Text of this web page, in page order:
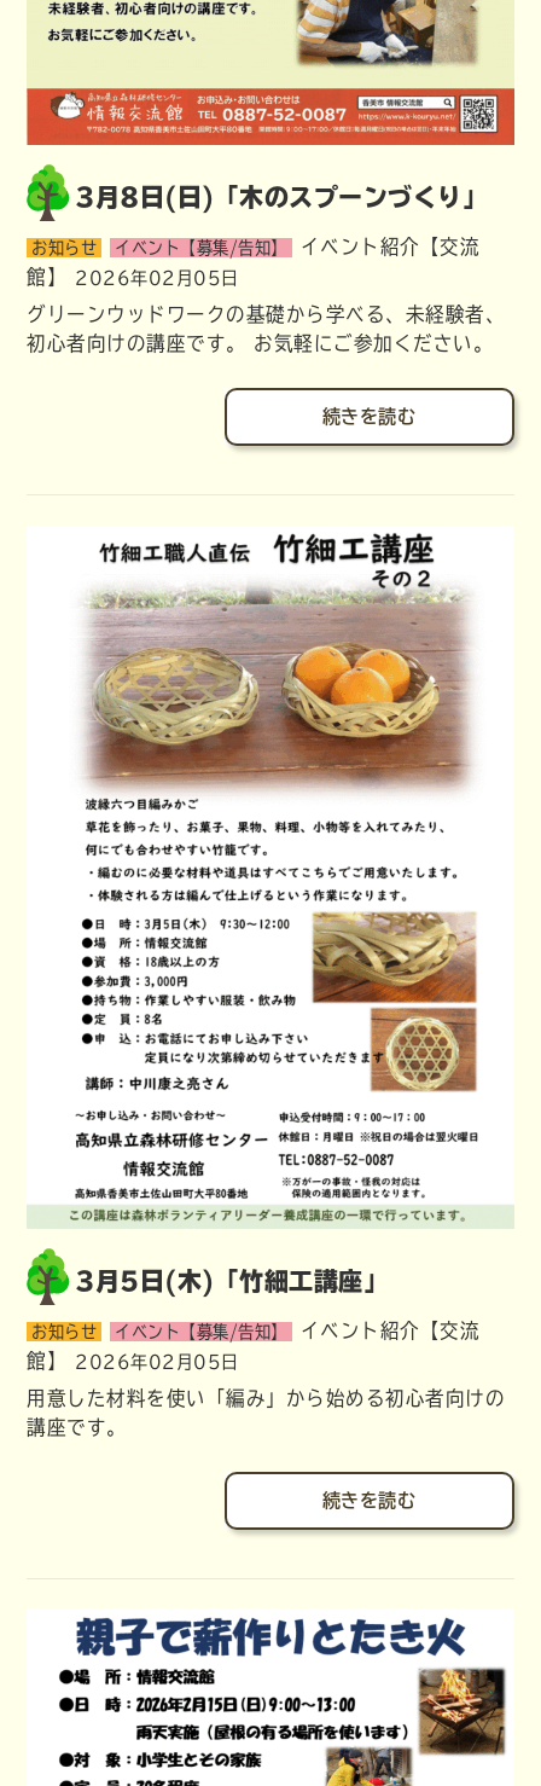
3月8日(日)「木のスプーンづくり」
お知らせ イベント【募集/告知】
イベント紹介【交流
館】
2026年02月05日
グリーンウッドワークの基礎から学べる、未経験者、
初心者向けの講座です。 お気軽にご参加ください。
続きを読む
3月5日(木)「竹細工講座」
お知らせ イベント【募集/告知】
イベント紹介【交流
館】
2026年02月05日
用意した材料を使い「編み」から始める初心者向けの
講座です。
続きを読む